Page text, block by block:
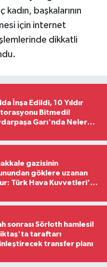
başkalarının
için internet
dikkatli
İnşa Edildi, 10 Yıldır
Bitmedi!
Garı'nda Neler
gazisinin
göklere uzanan
Türk Hava Kuvvetleri’nin
sonrası Sörloth hamlesi!
taraftarı
transfer planı